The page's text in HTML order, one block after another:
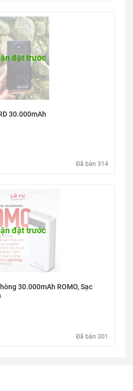
đặt trước
30.000mAh
Đã bán 314
đặt trước
30.000mAh ROMO, Sạc
Đã bán 301